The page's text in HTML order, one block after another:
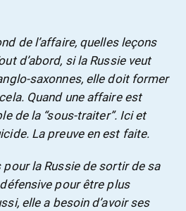
de l’affaire, quelles leçons
d’abord, si la Russie veut
saxonnes, elle doit former
Quand une affaire est
de la “sous-traiter”. Ici et
La preuve en est faite.
la Russie de sortir de sa
pour être plus
elle a besoin d’avoir ses